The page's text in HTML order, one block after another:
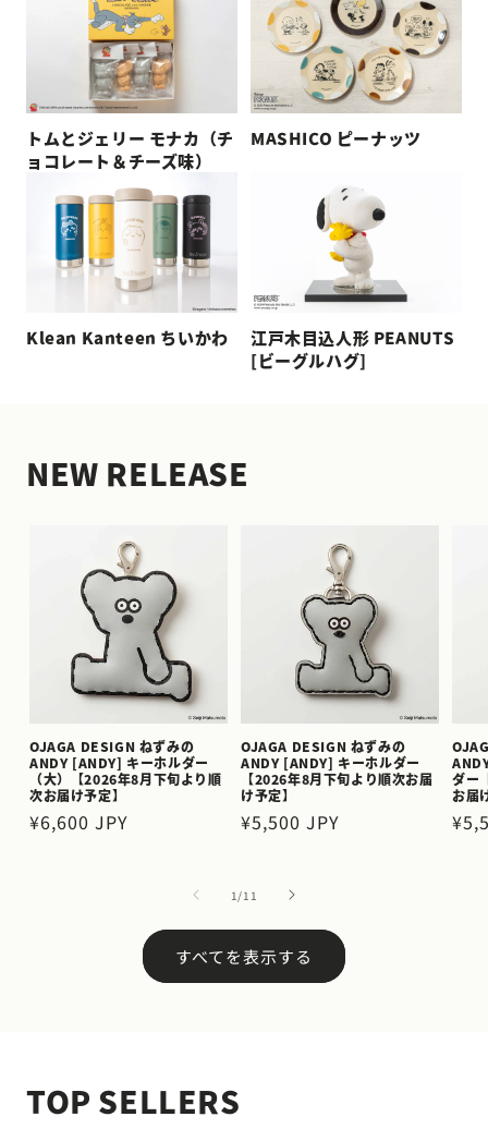
トムとジェリー モナカ（チ
ョコレート＆チーズ味）
MASHICO ピーナッツ
Klean Kanteen ちいかわ
江戸木目込人形 PEANUTS
[ビーグルハグ]
NEW RELEASE
OJAGA DESIGN ねずみの
ANDY [ANDY] キーホルダー
（大）【2026年8月下旬より順
次お届け予定】
通
¥6,600 JPY
OJAGA DESIGN ねずみの
ANDY [ANDY] キーホルダー
【2026年8月下旬より順次お届
け予定】
通
格
¥5,500 JPY
ダー
お届
通
1 /の
11
すべてを表示する
TOP SELLERS